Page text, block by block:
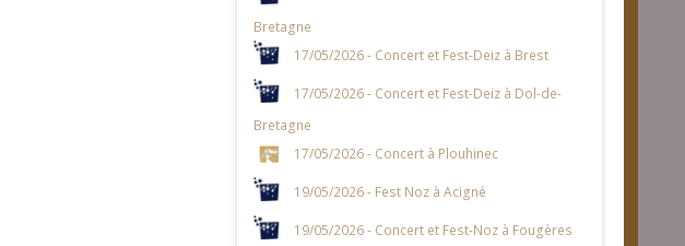
Bretagne
17/05/2026 - Concert et Fest-Deiz à Brest
17/05/2026 - Concert et Fest-Deiz à Dol-de-
Bretagne
17/05/2026 - Concert à Plouhinec
19/05/2026 - Fest Noz à Acigné
19/05/2026 - Concert et Fest-Noz à Fougères